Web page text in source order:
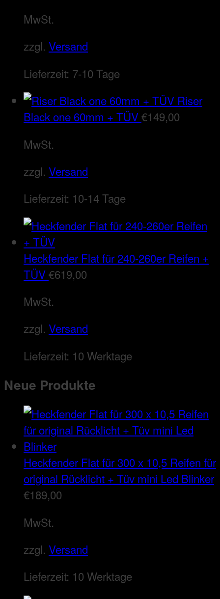
MwSt.
zzgl. Versand
Lieferzeit: 7-10 Tage
Riser
Black one 60mm + TÜV€149,00
MwSt.
zzgl. Versand
Lieferzeit: 10-14 Tage
Heckfender Flat für 240-260er Reifen +
TÜV€619,00
MwSt.
zzgl. Versand
Lieferzeit: 10 Werktage
Neue Produkte
Heckfender Flat für 300 x 10,5 Reifen für
original Rücklicht + Tüv mini Led Blinker
€189,00
MwSt.
zzgl. Versand
Lieferzeit: 10 Werktage